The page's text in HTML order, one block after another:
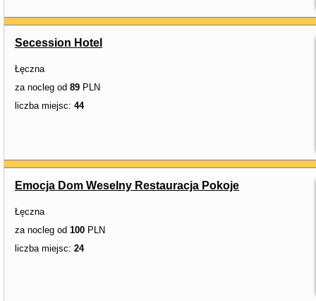
Secession Hotel
Łęczna
za nocleg od 89 PLN
liczba miejsc: 44
Emocja Dom Weselny Restauracja Pokoje
Łęczna
za nocleg od 100 PLN
liczba miejsc: 24